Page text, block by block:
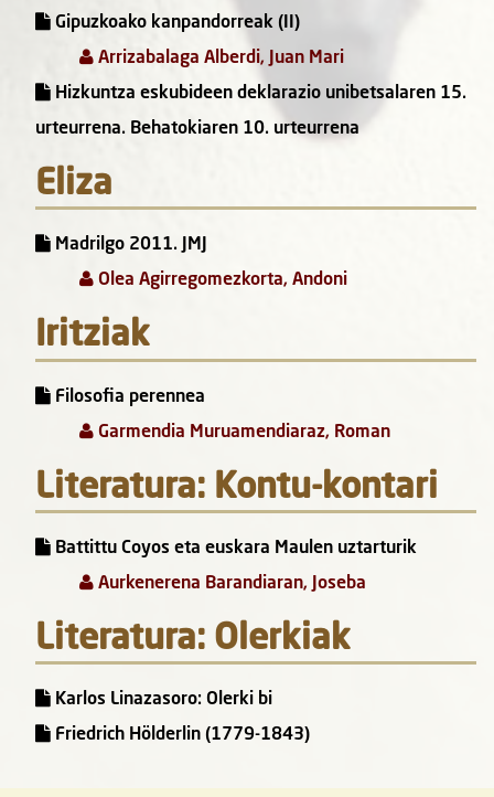
Gipuzkoako kanpandorreak (II)
Arrizabalaga Alberdi, Juan Mari
Hizkuntza eskubideen deklarazio unibetsalaren 15.
urteurrena. Behatokiaren 10. urteurrena
Eliza
Madrilgo 2011. JMJ
Olea Agirregomezkorta, Andoni
Iritziak
Filosofia perennea
Garmendia Muruamendiaraz, Roman
Literatura: Kontu-kontari
Battittu Coyos eta euskara Maulen uztarturik
Aurkenerena Barandiaran, Joseba
Literatura: Olerkiak
Karlos Linazasoro: Olerki bi
Friedrich Hölderlin (1779-1843)